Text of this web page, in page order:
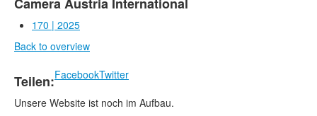
Mediadaten
Bibliothek
Camera Austria Preis
Fotoarchiv Pierre Bourdieu
Rechtliche Informationen
Camera Austria International
170 | 2025
Back to overview
Teilen:FacebookTwitter
Unsere Website ist noch im Aufbau.